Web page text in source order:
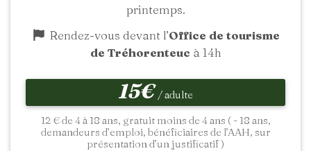
printemps.
Rendez-vous devant l’Office de tourisme
de Tréhorenteuc à 14h
15€ / adulte
12 € de 4 à 18 ans, gratuit moins de 4 ans ( - 18 ans,
demandeurs d’emploi, bénéficiaires de l’AAH, sur
présentation d’un justificatif )